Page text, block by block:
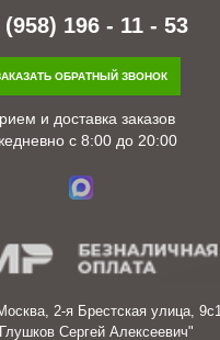
(958) 196 - 11 - 53
ОБРАТНЫЙ ЗВОНОК
и доставка заказов
с 8:00 до 20:00
2-я Брестская улица, 9с1
Сергей Алексеевич"